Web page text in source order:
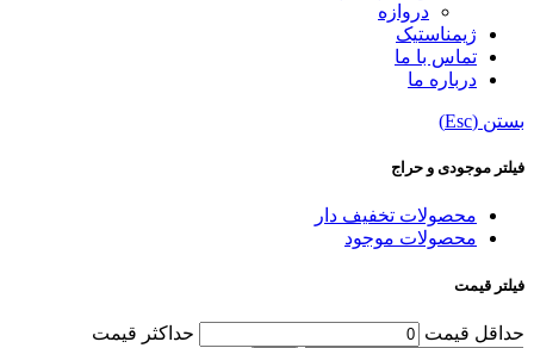
دروازه
ژیمناستیک
تماس با ما
درباره ما
بستن (Esc)
فیلتر موجودی و حراج
محصولات تخفیف دار
محصولات موجود
فیلتر قیمت
حداقل قیمت حداکثر قیمت